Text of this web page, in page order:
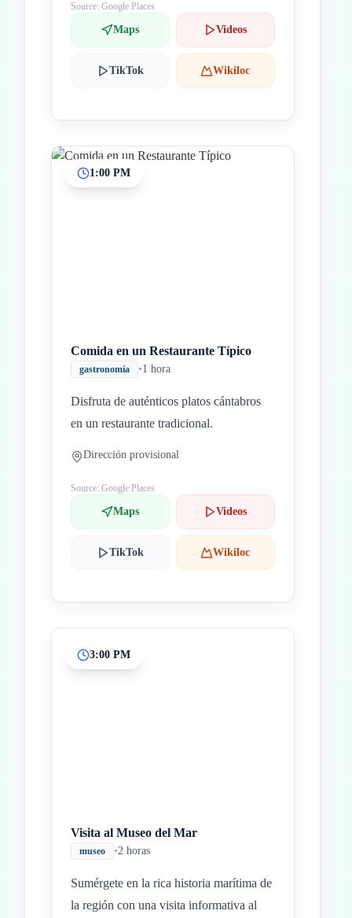
Source: Google Places
Maps Videos
TikTok Wikiloc
1:00 PM
Comida en un Restaurante Típico
gastronomía •1 hora
Disfruta de auténticos platos cántabros
en un restaurante tradicional.
Dirección provisional
Source: Google Places
Maps Videos
TikTok Wikiloc
3:00 PM
Visita al Museo del Mar
museo •2 horas
Sumérgete en la rica historia marítima de
la región con una visita informativa al